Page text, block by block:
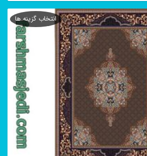
انتخاب گزینه ها